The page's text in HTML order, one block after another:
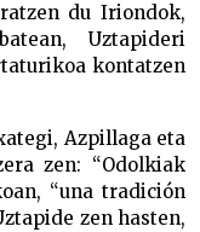
du Iriondok,
Uztapideri
kontatzen
Azpillaga eta
zen: “Odolkiak
“una tradición
zen hasten,